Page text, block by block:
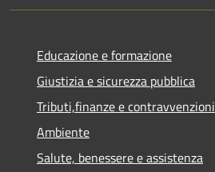
Educazione e formazione
Giustizia e sicurezza pubblica
Tributi,finanze e contravvenzioni
Ambiente
Salute, benessere e assistenza